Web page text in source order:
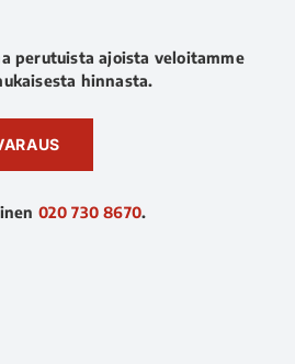
perutuista ajoista veloitamme
hinnasta.
020 730 8670.